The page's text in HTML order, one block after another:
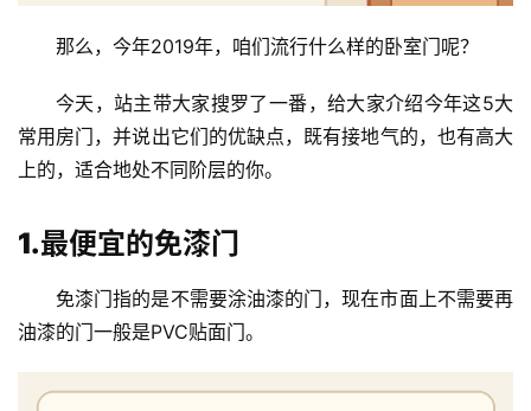
那么，今年2019年，咱们流行什么样的卧室门呢？
今天，站主带大家搜罗了一番，给大家介绍今年这5大
常用房门，并说出它们的优缺点，既有接地气的，也有高大
上的，适合地处不同阶层的你。
1.最便宜的免漆门
免漆门指的是不需要涂油漆的门，现在市面上不需要再
油漆的门一般是PVC贴面门。